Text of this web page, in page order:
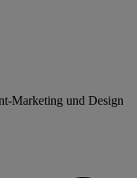
Marketing und Design